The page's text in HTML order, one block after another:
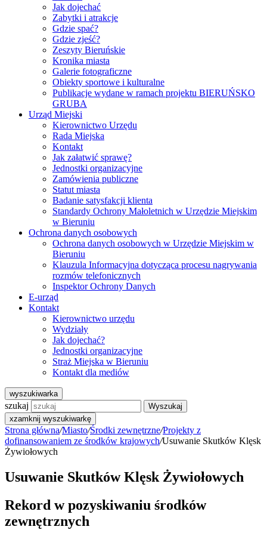
Jak dojechać
Zabytki i atrakcje
Gdzie spać?
Gdzie zjeść?
Zeszyty Bieruńskie
Kronika miasta
Galerie fotograficzne
Obiekty sportowe i kulturalne
Publikacje wydane w ramach projektu BIERUŃSKO
GRUBA
Urząd Miejski
Kierownictwo Urzędu
Rada Miejska
Kontakt
Jak załatwić sprawę?
Jednostki organizacyjne
Zamówienia publiczne
Statut miasta
Badanie satysfakcji klienta
Standardy Ochrony Małoletnich w Urzędzie Miejskim
w Bieruniu
Ochrona danych osobowych
Ochrona danych osobowych w Urzędzie Miejskim w
Bieruniu
Klauzula Informacyjna dotycząca procesu nagrywania
rozmów telefonicznych
Inspektor Ochrony Danych
E-urząd
Kontakt
Kierownictwo urzędu
Wydziały
Jak dojechać?
Jednostki organizacyjne
Straż Miejska w Bieruniu
Kontakt dla mediów
wyszukiwarka
szukaj
Wyszukaj
xzamknij wyszukiwarkę
Strona główna/Miasto/Środki zewnętrzne/Projekty z
dofinansowaniem ze środków krajowych/Usuwanie Skutków Klęsk
Żywiołowych
Usuwanie Skutków Klęsk Żywiołowych
Rekord w pozyskiwaniu środków
zewnętrznych